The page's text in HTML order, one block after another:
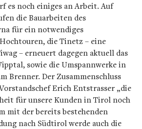
es noch einiges an Arbeit. Auf
die Bauarbeiten des
für ein notwendiges
die Tinetz – eine
– erneuert dagegen aktuell das
sowie die Umspannwerke in
Brenner. Der Zusammenschluss
Erich Entstrasser „die
für unsere Kunden in Tirol noch
mit der bereits bestehenden
nach Südtirol werde auch die